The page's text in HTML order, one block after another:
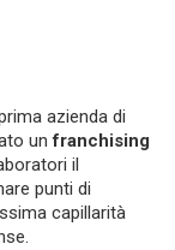
azienda di
unfranchising
il
punti di
capillarità